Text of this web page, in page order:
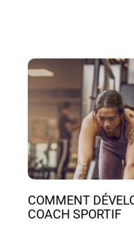
COMMENT
COACH SPORTIF